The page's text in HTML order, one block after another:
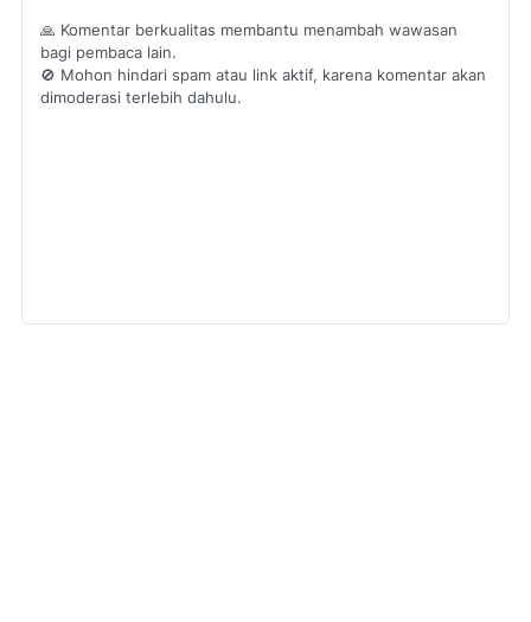
🙏 Komentar berkualitas membantu menambah wawasan
bagi pembaca lain.
🚫 Mohon hindari spam atau link aktif, karena komentar akan
dimoderasi terlebih dahulu.